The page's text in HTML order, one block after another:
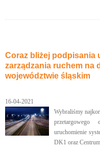
Coraz bliżej podpisania
zarządzania ruchem na
województwie śląskim
16-04-2021
Wybraliśmy
przetargowego
uruchomienie
DK1 oraz